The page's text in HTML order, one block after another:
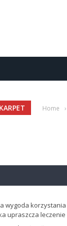
Home ›
wygoda
upraszcza leczenie